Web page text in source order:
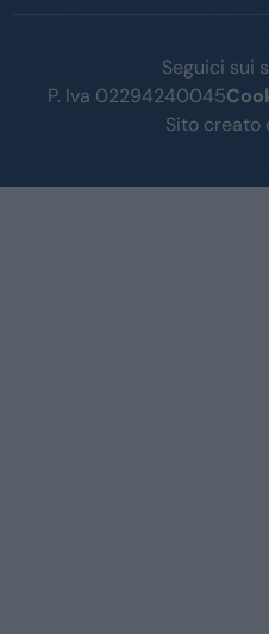
Seguici sui
P. Iva 02294240045
Sito creato